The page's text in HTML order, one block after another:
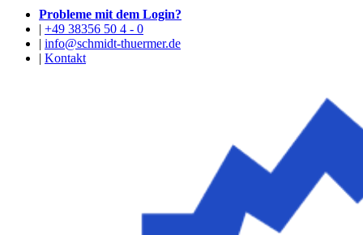
Probleme mit dem Login?
| +49 38356 50 4 - 0
| info@schmidt-thuermer.de
| Kontakt